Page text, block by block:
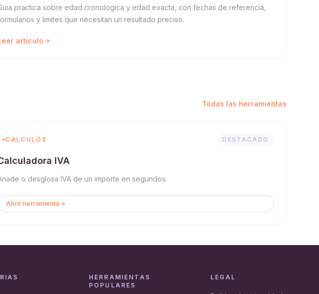
practica sobre edad cronologica y edad exacta, con fechas de referencia,
y limites que necesitan un resultado preciso.
articulo
Todas las herramientas
CALCULOS DESTACADO
IVA
o desglosa IVA de un importe en segundos.
Abrir herramienta
HERRAMIENTAS
POPULARES
LEGAL